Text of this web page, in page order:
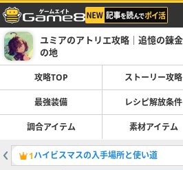
ユミアのアトリエ攻略｜追憶の錬
の地
攻略TOP ストーリー攻略
最強装備 レシピ解放条件
調合アイテム 素材アイテム
1ハイビスマスの入手場所と使い道